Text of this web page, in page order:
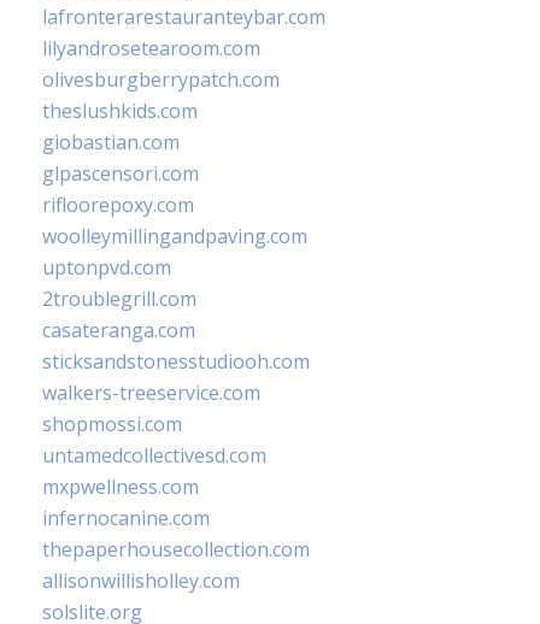
lafronterarestauranteybar.com
lilyandrosetearoom.com
olivesburgberrypatch.com
theslushkids.com
giobastian.com
glpascensori.com
rifloorepoxy.com
woolleymillingandpaving.com
uptonpvd.com
2troublegrill.com
casateranga.com
sticksandstonesstudiooh.com
walkers-treeservice.com
shopmossi.com
untamedcollectivesd.com
mxpwellness.com
infernocanine.com
thepaperhousecollection.com
allisonwillisholley.com
solslite.org